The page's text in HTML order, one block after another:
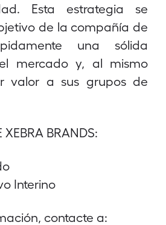
Esta estrategia se
de la compañía de
una sólida
mercado y, al mismo
valor a sus grupos de
XEBRA BRANDS:
Interino
contacte a: